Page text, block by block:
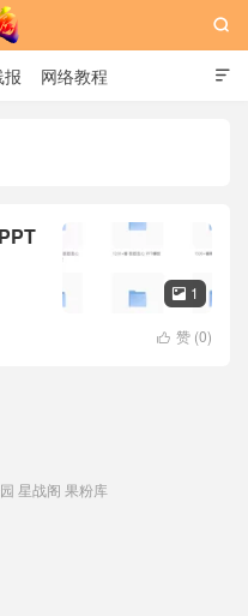

网络教程

 1
 赞 (0)
星战阁 果粉库